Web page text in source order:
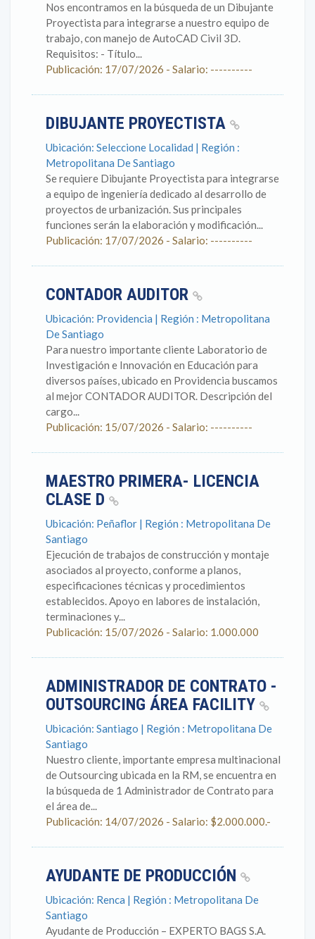
Nos encontramos en la búsqueda de un Dibujante
Proyectista para integrarse a nuestro equipo de
trabajo, con manejo de AutoCAD Civil 3D.
Requisitos: - Título...
Publicación: 17/07/2026 - Salario: ----------
DIBUJANTE PROYECTISTA
Ubicación: Seleccione Localidad | Región :
Metropolitana De Santiago
Se requiere Dibujante Proyectista para integrarse
a equipo de ingeniería dedicado al desarrollo de
proyectos de urbanización. Sus principales
funciones serán la elaboración y modificación...
Publicación: 17/07/2026 - Salario: ----------
CONTADOR AUDITOR
Ubicación: Providencia | Región : Metropolitana
De Santiago
Para nuestro importante cliente Laboratorio de
Investigación e Innovación en Educación para
diversos países, ubicado en Providencia buscamos
al mejor CONTADOR AUDITOR. Descripción del
cargo...
Publicación: 15/07/2026 - Salario: ----------
MAESTRO PRIMERA- LICENCIA
CLASE D
Ubicación: Peñaflor | Región : Metropolitana De
Santiago
Ejecución de trabajos de construcción y montaje
asociados al proyecto, conforme a planos,
especificaciones técnicas y procedimientos
establecidos. Apoyo en labores de instalación,
terminaciones y...
Publicación: 15/07/2026 - Salario: 1.000.000
ADMINISTRADOR DE CONTRATO -
OUTSOURCING ÁREA FACILITY
Ubicación: Santiago | Región : Metropolitana De
Santiago
Nuestro cliente, importante empresa multinacional
de Outsourcing ubicada en la RM, se encuentra en
la búsqueda de 1 Administrador de Contrato para
el área de...
Publicación: 14/07/2026 - Salario: $2.000.000.-
AYUDANTE DE PRODUCCIÓN
Ubicación: Renca | Región : Metropolitana De
Santiago
Ayudante de Producción – EXPERTO BAGS S.A.